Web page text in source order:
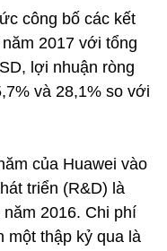
công bố các kết
2017 với tổng
lợi nhuận ròng
và 28,1% so với
của Huawei vào
triển (R&D) là
2016. Chi phí
một thập kỷ qua là